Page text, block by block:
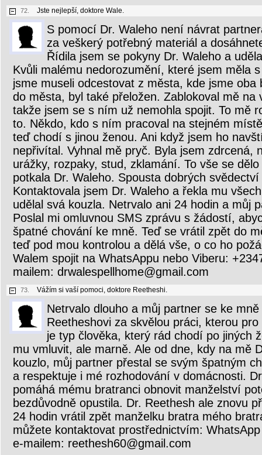
72. Jste nejlepší, doktore Wale.
S pomocí Dr. Waleho není návrat
za veškerý potřebný materiál a
Řídila jsem se pokyny Dr. Waleho a
Kvůli malému nedorozumění, které jsem měla
jsme museli odcestovat z města, kde jsme oba
do města, byl také přeložen. Zablokoval mě
takže jsem se s ním už nemohla spojit. To mě
to. Někdo, kdo s ním pracoval na stejném
teď chodí s jinou ženou. Ani když jsem ho
nepřivítal. Vyhnal mě pryč. Byla jsem zdrcená,
urážky, rozpaky, stud, zklamání. To vše se
potkala Dr. Waleho. Spousta dobrých
Kontaktovala jsem Dr. Waleho a řekla mu
udělal svá kouzla. Netrvalo ani 24 hodin a můj
Poslal mi omluvnou SMS zprávu s žádostí,
špatné chování ke mně. Teď se vrátil zpět do
teď pod mou kontrolou a dělá vše, o co ho
Walem spojit na WhatsAppu nebo Viberu:
mailem: drwalespellhome@gmail.com
73. Vážím si vaší pomoci, doktore Reetheshi.
Netrvalo dlouho a můj partner se ke
Reetheshovi za skvělou práci, kterou
je typ člověka, který rád chodí po jiných
mu vmluvit, ale marně. Ale od dne, kdy na mě
kouzlo, můj partner přestal se svým špatným
a respektuje i mé rozhodování v domácnosti.
pomáhá mému bratranci obnovit manželství
bezdůvodně opustila. Dr. Reethesh ale znovu
24 hodin vrátil zpět manželku bratra mého
můžete kontaktovat prostřednictvím:
e-mailem: reethesh60@gmail.com